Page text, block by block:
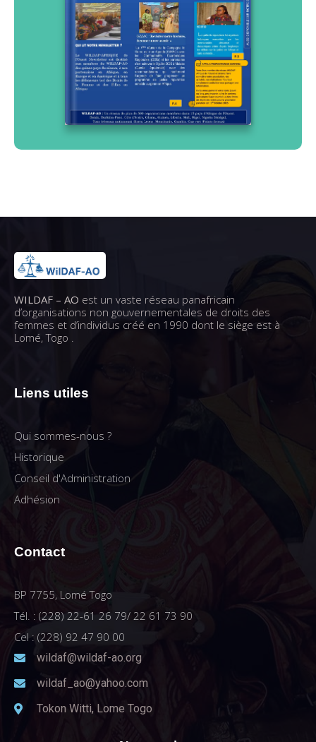
WILDAF – AO est un vaste réseau panafricain
d’organisations non gouvernementales de droits des
femmes et d’individus créé en 1990 dont le siège est à
Lomé, Togo .
Liens utiles
Qui sommes-nous ?
Historique
Conseil d'Administration
Adhésion
Contact
BP 7755, Lomé Togo
Tél. : (228) 22-61 26 79/ 22 61 73 90
Cel : (228) 92 47 90 00
wildaf@wildaf-ao.org
wildaf_ao@yahoo.com
Tokon Witti, Lome Togo